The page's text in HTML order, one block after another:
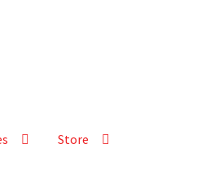
Store